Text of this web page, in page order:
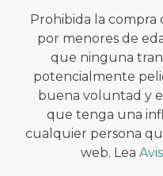
Prohibida la compra
por menores de
que ninguna
potencialmente
buena voluntad y
que tenga una
cualquier persona
web. Lea